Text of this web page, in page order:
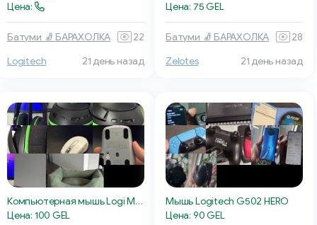
Цена:
Батуми 🧦 БАРАХОЛКА 22
Logitech 21 день назад
Цена: 75 GEL
Батуми 🧦 БАРАХОЛКА 28
Zelotes 21 день назад
Компьютерная мышь Logi MX Anywhere 3
Цена: 100 GEL
Мышь Logitech G502 HERO
Цена: 90 GEL